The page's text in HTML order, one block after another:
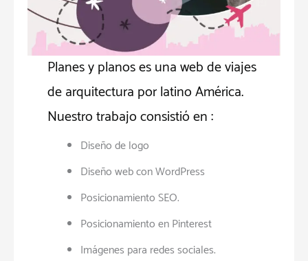
Planes y planos es una web de viajes
de arquitectura por latino América.
Nuestro trabajo consistió en :
Diseño de logo
Diseño web con WordPress
Posicionamiento SEO.
Posicionamiento en Pinterest
Imágenes para redes sociales.